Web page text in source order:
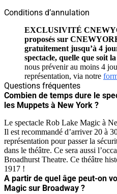
Conditions d’annulation
EXCLUSIVITÉ
proposés sur
gratuitement jusqu’à 4
spectacle, quelle que soit
nous prévenir au moins 4
représentation, via notre
Questions fréquentes
Combien de temps dure le
les Muppets à New York ?
Le spectacle Rob Lake Magic à
Il est recommandé d’arriver 20 à
représentation pour passer la
dans le théâtre. Ce sera aussi
Broadhurst Theatre. Ce théâtre
1917 !
A partir de quel âge peut-on
Magic sur Broadway ?